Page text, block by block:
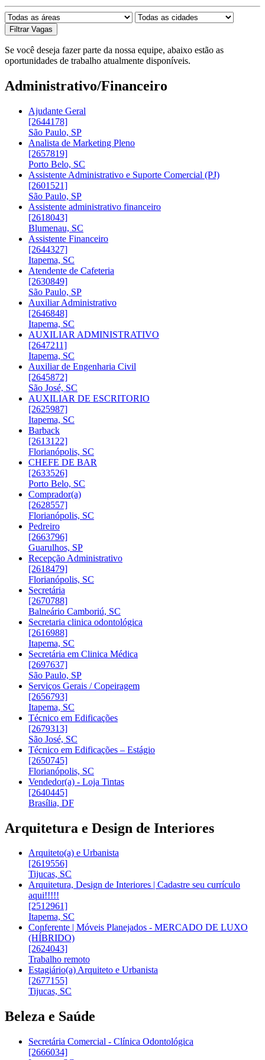
Se você deseja fazer parte da nossa equipe, abaixo estão as
oportunidades de trabalho atualmente disponíveis.
Administrativo/Financeiro
Ajudante Geral
[2644178]
São Paulo, SP
Analista de Marketing Pleno
[2657819]
Porto Belo, SC
Assistente Administrativo e Suporte Comercial (PJ)
[2601521]
São Paulo, SP
Assistente administrativo financeiro
[2618043]
Blumenau, SC
Assistente Financeiro
[2644327]
Itapema, SC
Atendente de Cafeteria
[2630849]
São Paulo, SP
Auxiliar Administrativo
[2646848]
Itapema, SC
AUXILIAR ADMINISTRATIVO
[2647211]
Itapema, SC
Auxiliar de Engenharia Civil
[2645872]
São José, SC
AUXILIAR DE ESCRITORIO
[2625987]
Itapema, SC
Barback
[2613122]
Florianópolis, SC
CHEFE DE BAR
[2633526]
Porto Belo, SC
Comprador(a)
[2628557]
Florianópolis, SC
Pedreiro
[2663796]
Guarulhos, SP
Recepção Administrativo
[2618479]
Florianópolis, SC
Secretária
[2670788]
Balneário Camboriú, SC
Secretaria clinica odontológica
[2616988]
Itapema, SC
Secretária em Clinica Médica
[2697637]
São Paulo, SP
Serviços Gerais / Copeiragem
[2656793]
Itapema, SC
Técnico em Edificações
[2679313]
São José, SC
Técnico em Edificações – Estágio
[2650745]
Florianópolis, SC
Vendedor(a) - Loja Tintas
[2640445]
Brasília, DF
Arquitetura e Design de Interiores
Arquiteto(a) e Urbanista
[2619556]
Tijucas, SC
Arquitetura, Design de Interiores | Cadastre seu currículo
aqui!!!!!
[2512961]
Itapema, SC
Conferente | Móveis Planejados - MERCADO DE LUXO
(HÍBRIDO)
[2624043]
Trabalho remoto
Estagiário(a) Arquiteto e Urbanista
[2677155]
Tijucas, SC
Beleza e Saúde
Secretária Comercial - Clínica Odontológica
[2666034]